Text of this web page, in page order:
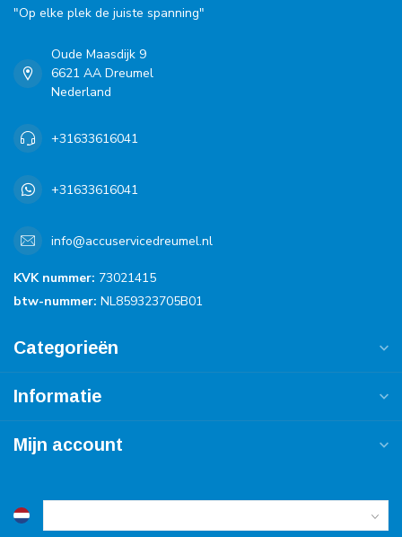
"Op elke plek de juiste spanning"
Oude Maasdijk 9
6621 AA Dreumel
Nederland
+31633616041
+31633616041
info@accuservicedreumel.nl
KVK nummer: 73021415
btw-nummer: NL859323705B01
Categorieën
Informatie
Mijn account